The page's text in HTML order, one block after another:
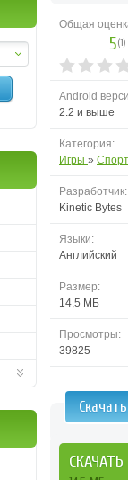
Общая
5(1)
Android
2.2 и выше
Категория:
Игры »
Разработчик:
Kinetic Bytes
Языки:
Английский
Размер:
14,5 МБ
Просмотры:
39825
СКАЧАТЬ